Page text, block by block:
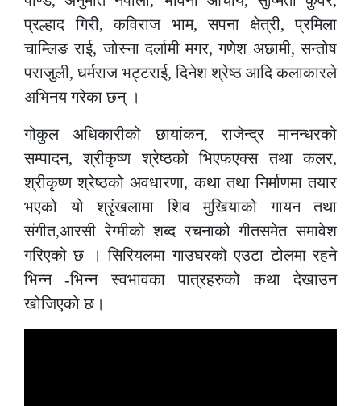
प्रल्हाद गिरी, कविराज भाम, सपना क्षेत्री, प्रमिला
चाम्लिङ राई, जोस्ना दर्लामी मगर, गणेश अछामी, सन्तोष
पराजुली, धर्मराज भट्टराई, दिनेश श्रेष्ठ आदि कलाकारले
अभिनय गरेका छन् ।
गोकुल अधिकारीको छायांकन, राजेन्द्र मानन्धरको
सम्पादन, श्रीकृष्ण श्रेष्ठको भिएफएक्स तथा कलर,
श्रीकृष्ण श्रेष्ठको अवधारणा, कथा तथा निर्माणमा तयार
भएको यो श्रृंखलामा शिव मुखियाको गायन तथा
संगीत,आरसी रेग्मीको शब्द रचनाको गीतसमेत समावेश
गरिएको छ । सिरियलमा गाउघरको एउटा टोलमा रहने
भिन्न -भिन्न स्वभावका पात्रहरुको कथा देखाउन
खोजिएको छ।